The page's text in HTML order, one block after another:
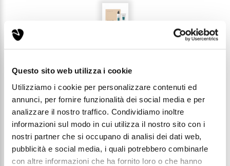
Questo sito web utilizza i cookie
Utilizziamo i cookie per personalizzare contenuti ed
annunci, per fornire funzionalità dei social media e per
analizzare il nostro traffico. Condividiamo inoltre
informazioni sul modo in cui utilizza il nostro sito con i
nostri partner che si occupano di analisi dei dati web,
pubblicità e social media, i quali potrebbero combinarle
con altre informazioni che ha fornito loro o che hanno
GIFTBOX - LINEA COLOSTRO
Codice: GBOX026